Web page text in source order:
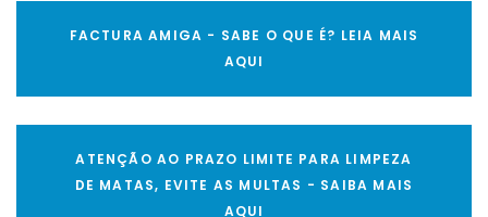
FACTURA AMIGA - SABE O QUE É? LEIA MAIS
AQUI
ATENÇÃO AO PRAZO LIMITE PARA LIMPEZA
DE MATAS, EVITE AS MULTAS - SAIBA MAIS
AQUI